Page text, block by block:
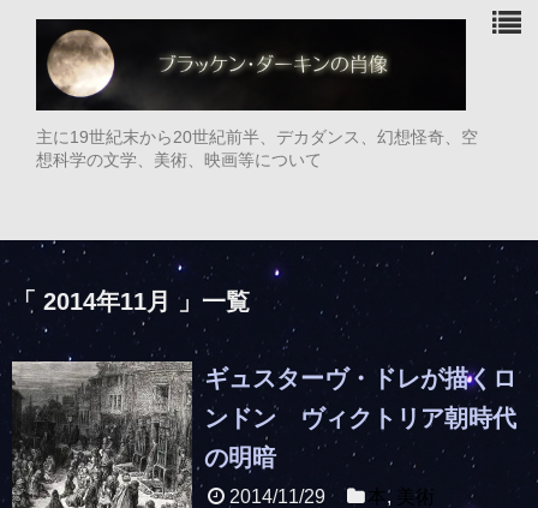
主に19世紀末から20世紀前半、デカダンス、幻想怪奇、空
想科学の文学、美術、映画等について
「 2014年11月 」一覧
ギュスターヴ・ドレが描くロ
ンドン ヴィクトリア朝時代
の明暗
2014/11/29 本, 美術